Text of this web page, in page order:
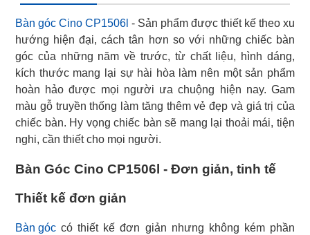
Bàn góc Cino CP1506l - Sản phẩm được thiết kế theo xu
hướng hiện đại, cách tân hơn so với những chiếc bàn
góc của những năm về trước, từ chất liệu, hình dáng,
kích thước mang lại sự hài hòa làm nên một sản phẩm
hoàn hảo được mọi người ưa chuộng hiện nay. Gam
màu gỗ truyền thống làm tăng thêm vẻ đẹp và giá trị của
chiếc bàn. Hy vọng chiếc bàn sẽ mang lại thoải mái, tiện
nghi, cần thiết cho mọi người.
Bàn Góc Cino CP1506l - Đơn giản, tinh tế
Thiết kế đơn giản
Bàn góc có thiết kế đơn giản nhưng không kém phần